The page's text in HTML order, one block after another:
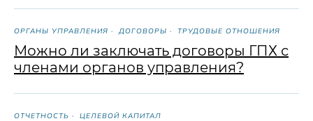
ОРГАНЫ УПРАВЛЕНИЯ ДОГОВОРЫ ТРУДОВЫЕ ОТНОШЕНИЯ
Можно ли заключать договоры ГПХ с
членами органов управления?
ОТЧЕТНОСТЬ ЦЕЛЕВОЙ КАПИТАЛ